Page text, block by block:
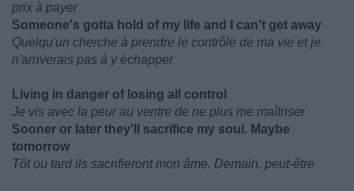
prix à payer
Someone's gotta hold of my life and I can't get away
Quelqu'un cherche à prendre le contrôle de ma vie et je
n'arriverais pas à y échapper
Living in danger of losing all control
Je vis avec la peur au ventre de ne plus me maîtriser
Sooner or later they'll sacrifice my soul. Maybe
tomorrow
Tôt ou tard ils sacrifieront mon âme. Demain, peut-être